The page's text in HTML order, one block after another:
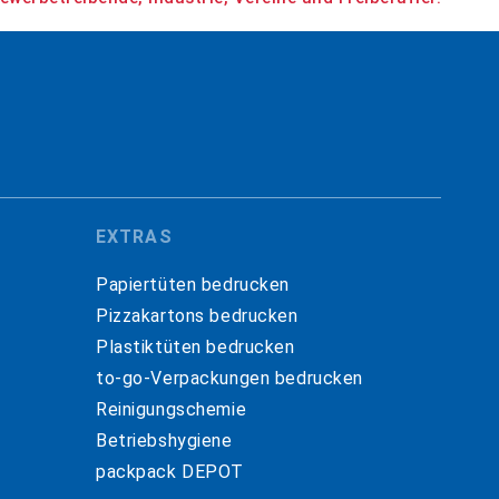
EXTRAS
Papiertüten bedrucken
Pizzakartons bedrucken
Plastiktüten bedrucken
to-go-Verpackungen bedrucken
Reinigungschemie
Betriebshygiene
packpack DEPOT